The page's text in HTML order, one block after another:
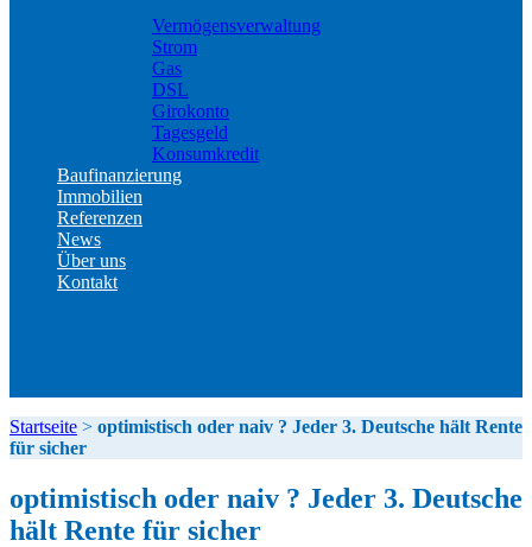
Vermögensverwaltung
Strom
Gas
DSL
Girokonto
Tagesgeld
Konsumkredit
Baufinanzierung
Immobilien
Referenzen
News
Über uns
Kontakt
Startseite > optimistisch oder naiv ? Jeder 3. Deutsche hält Rente
für sicher
optimistisch oder naiv ? Jeder 3. Deutsche
hält Rente für sicher